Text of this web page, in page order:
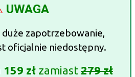
UWAGA
duże zapotrzebowanie,
oficjalnie niedostępny.
159 zł zamiast 279 zł